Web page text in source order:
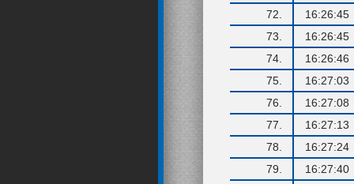
72.
16:26:45
73.
16:26:45
74.
16:26:46
75.
16:27:03
76.
16:27:08
77.
16:27:13
78.
16:27:24
79.
16:27:40